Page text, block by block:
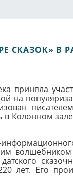
СКАЗОК» В
на
в Колонном
лет. Его